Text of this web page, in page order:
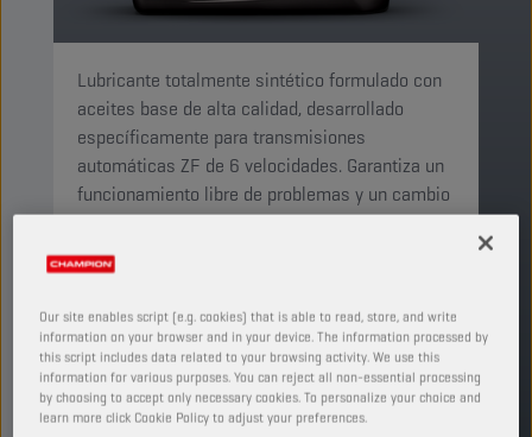
Lubricante totalmente sintético formulado con
aceites base de alta calidad, desarrollado
específicamente para transmisiones
automáticas ZF de 6 velocidades. Garantiza un
funcionamiento libre de problemas y un cambio
de marchas suave.
PRODUCTO: 3012
ENCUENTRA UN PUNTO DE VENTA
Our site enables script (e.g. cookies) that is able to read, store, and write
information on your browser and in your device. The information processed by
this script includes data related to your browsing activity. We use this
information for various purposes. You can reject all non-essential processing
by choosing to accept only necessary cookies. To personalize your choice and
learn more click Cookie Policy to adjust your preferences.